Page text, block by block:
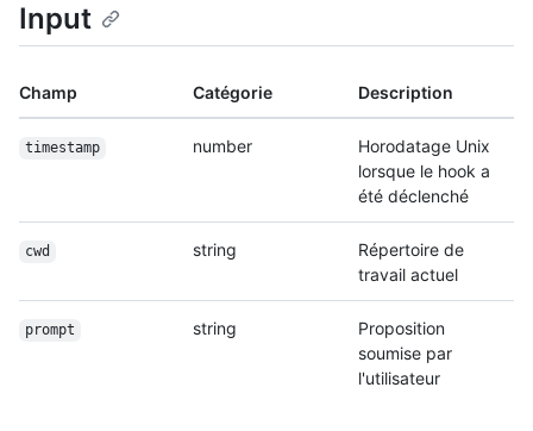
Input
Champ Catégorie Description
timestamp number
Horodatage Unix
lorsque le hook a
été déclenché
cwd string
Répertoire de
travail actuel
prompt string
Proposition
soumise par
l'utilisateur